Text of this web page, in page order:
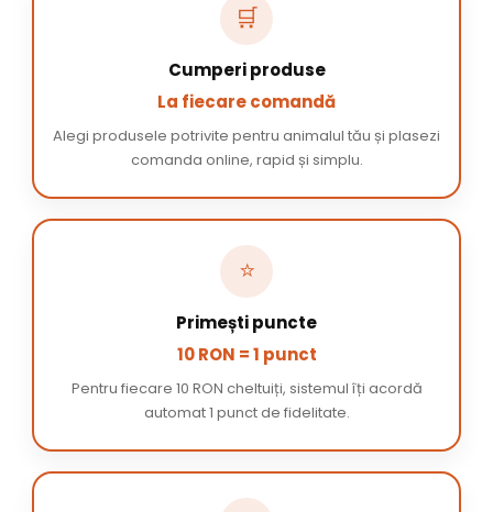
🛒
Cumperi produse
La fiecare comandă
Alegi produsele potrivite pentru animalul tău și plasezi
comanda online, rapid și simplu.
⭐
Primești puncte
10 RON = 1 punct
Pentru fiecare 10 RON cheltuiți, sistemul îți acordă
automat 1 punct de fidelitate.